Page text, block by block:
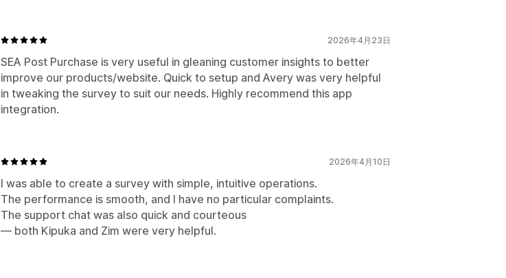
2026年4月23日
SEA Post Purchase is very useful in gleaning customer insights to better
improve our products/website. Quick to setup and Avery was very helpful
in tweaking the survey to suit our needs. Highly recommend this app
integration.
2026年4月10日
I was able to create a survey with simple, intuitive operations.
The performance is smooth, and I have no particular complaints.
The support chat was also quick and courteous
— both Kipuka and Zim were very helpful.